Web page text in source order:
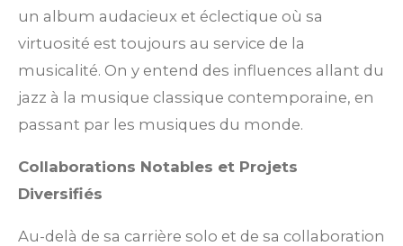
un album audacieux et éclectique où sa
virtuosité est toujours au service de la
musicalité. On y entend des influences allant du
jazz à la musique classique contemporaine, en
passant par les musiques du monde.
Collaborations Notables et Projets
Diversifiés
Au-delà de sa carrière solo et de sa collaboration